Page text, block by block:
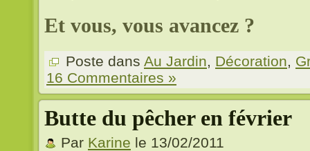
Et vous, vous avancez ?
Poste dans Au Jardin, Décoration,
16 Commentaires »
Butte du pêcher en février
Par Karine le 13/02/2011